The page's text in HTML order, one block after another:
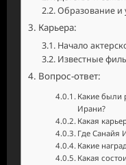
Образование и
Карьера:
Начало
Известные
Вопрос-ответ:
Какие были
Ирани?
Какая
Где Санайя
Какие
Какая